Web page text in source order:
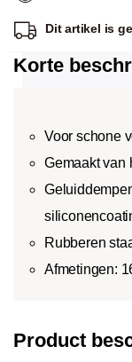
Dit artikel is
Korte
Voor schone
Gemaakt van
Rubberen
Afmetingen:
Product